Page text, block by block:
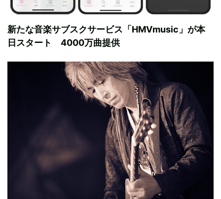
新たな音楽サブスクサービス「HMVmusic」が本
日スタート 4000万曲提供